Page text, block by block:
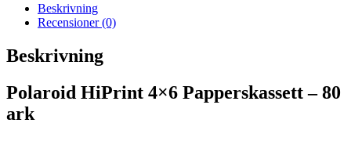
Beskrivning
Recensioner (0)
Beskrivning
Polaroid HiPrint 4×6 Papperskassett – 80
ark